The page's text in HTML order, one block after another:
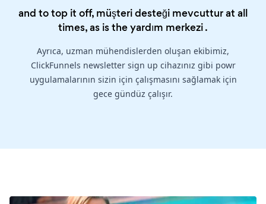
and to top it off, müşteri desteği mevcuttur at all
times, as is theyardım merkezi.
Ayrıca, uzman mühendislerden oluşan ekibimiz,
ClickFunnels newsletter sign up cihazınız gibi powr
uygulamalarının sizin için çalışmasını sağlamak için
gece gündüz çalışır.